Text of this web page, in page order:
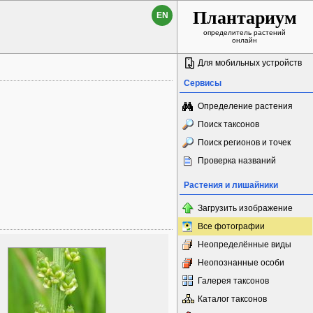
EN Плантариум
определитель растений
онлайн
Для мобильных устройств
Сервисы
Определение растения
Поиск таксонов
Поиск регионов и точек
Проверка названий
Растения и лишайники
Загрузить изображение
Все фотографии
Неопределённые виды
Неопознанные особи
Галерея таксонов
Каталог таксонов